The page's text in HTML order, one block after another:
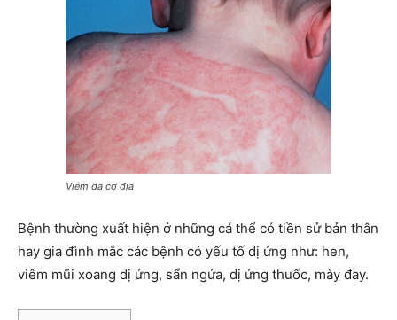
Viêm da cơ địa
Bệnh thường xuất hiện ở những cá thể có tiền sử bản thân
hay gia đình mắc các bệnh có yếu tố dị ứng như: hen,
viêm mũi xoang dị ứng, sẩn ngứa, dị ứng thuốc, mày đay.